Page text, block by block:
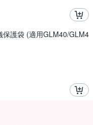
保護袋 (適用GLM40/GLM4